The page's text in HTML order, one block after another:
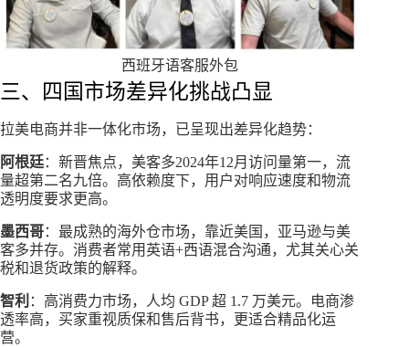
西班牙语客服外包
三、四国市场差异化挑战凸显
拉美电商并非一体化市场，已呈现出差异化趋势：
阿根廷：新晋焦点，美客多2024年12月访问量第一，流
量超第二名九倍。高依赖度下，用户对响应速度和物流
透明度要求更高。
墨西哥：最成熟的海外仓市场，靠近美国，亚马逊与美
客多并存。消费者常用英语+西语混合沟通，尤其关心关
税和退货政策的解释。
智利 ：高消费力市场，人均 GDP 超 1.7 万美元。电商渗
透率高，买家重视质保和售后背书，更适合精品化运
营。